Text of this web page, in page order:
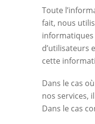
Toute
fait, nous
d’utilisateurs
cette
Dans le cas
nos services,
Dans le cas